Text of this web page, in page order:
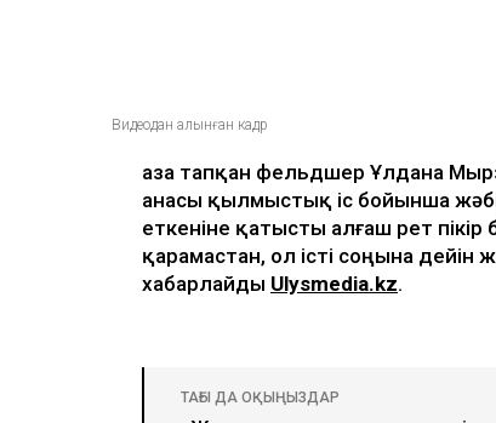
Видеодан алынған кадр
Қаза тапқан фельдшер Ұлдана
анасы қылмыстық іс бойынша
еткеніне қатысты алғаш рет пікір
қарамастан, ол істі соңына дейін
хабарлайды Ulysmedia.kz.
ТАҒЫ ДА ОҚЫҢЫЗДАР